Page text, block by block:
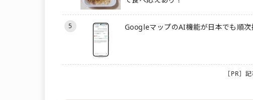
5 GoogleマップのAI機能が日本でも順次
［PR］